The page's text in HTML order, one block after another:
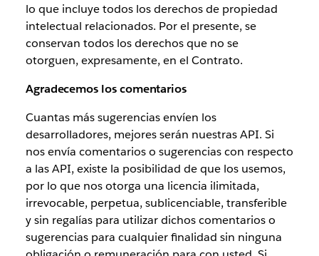
lo que incluye todos los derechos de propiedad
intelectual relacionados. Por el presente, se
conservan todos los derechos que no se
otorguen, expresamente, en el Contrato.
Agradecemos los comentarios
Cuantas más sugerencias envíen los
desarrolladores, mejores serán nuestras API. Si
nos envía comentarios o sugerencias con respecto
a las API, existe la posibilidad de que los usemos,
por lo que nos otorga una licencia ilimitada,
irrevocable, perpetua, sublicenciable, transferible
y sin regalías para utilizar dichos comentarios o
sugerencias para cualquier finalidad sin ninguna